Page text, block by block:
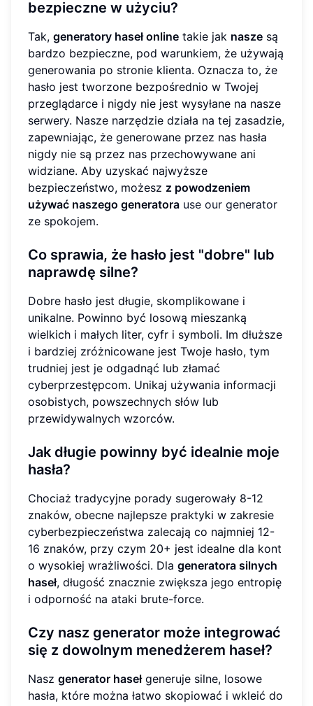
bezpieczne w użyciu?
Tak, generatory haseł online takie jak nasze są
bardzo bezpieczne, pod warunkiem, że używają
generowania po stronie klienta. Oznacza to, że
hasło jest tworzone bezpośrednio w Twojej
przeglądarce i nigdy nie jest wysyłane na nasze
serwery. Nasze narzędzie działa na tej zasadzie,
zapewniając, że generowane przez nas hasła
nigdy nie są przez nas przechowywane ani
widziane. Aby uzyskać najwyższe
bezpieczeństwo, możesz z powodzeniem
używać naszego generatora use our generator
ze spokojem.
Co sprawia, że hasło jest "dobre" lub
naprawdę silne?
Dobre hasło jest długie, skomplikowane i
unikalne. Powinno być losową mieszanką
wielkich i małych liter, cyfr i symboli. Im dłuższe
i bardziej zróżnicowane jest Twoje hasło, tym
trudniej jest je odgadnąć lub złamać
cyberprzestępcom. Unikaj używania informacji
osobistych, powszechnych słów lub
przewidywalnych wzorców.
Jak długie powinny być idealnie moje
hasła?
Chociaż tradycyjne porady sugerowały 8-12
znaków, obecne najlepsze praktyki w zakresie
cyberbezpieczeństwa zalecają co najmniej 12-
16 znaków, przy czym 20+ jest idealne dla kont
o wysokiej wrażliwości. Dla generatora silnych
haseł, długość znacznie zwiększa jego entropię
i odporność na ataki brute-force.
Czy nasz generator może integrować
się z dowolnym menedżerem haseł?
Nasz generator hasełgeneruje silne, losowe
hasła, które można łatwo skopiować i wkleić do